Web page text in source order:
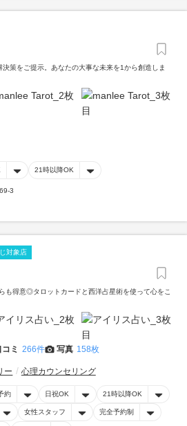
策をご提示。あなたの大事な未来を1から創造しま
21時以降OK
3
対象店
も得意◎タロットカードと西洋占星術を使って心をこ
コミ 266件 写真 158枚
ー 心理カウンセリング
約 日祝OK 21時以降OK
女性スタッフ 完全予約制